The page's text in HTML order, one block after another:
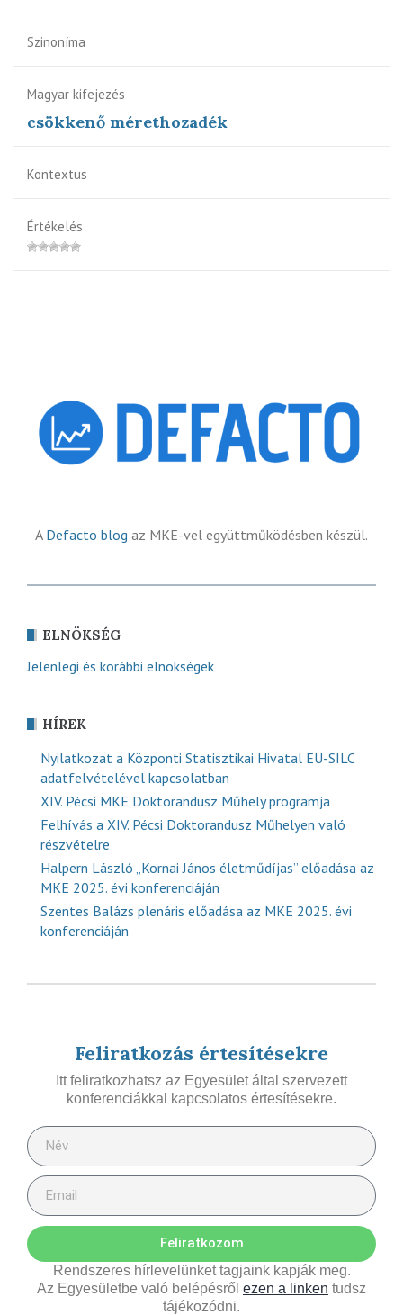
Szinoníma
Magyar kifejezés
csökkenő mérethozadék
Kontextus
Értékelés
A Defacto blog az MKE-vel együttműködésben készül.
ELNÖKSÉG
Jelenlegi és korábbi elnökségek
HÍREK
Nyilatkozat a Központi Statisztikai Hivatal EU-SILC
adatfelvételével kapcsolatban
XIV. Pécsi MKE Doktorandusz Műhely programja
Felhívás a XIV. Pécsi Doktorandusz Műhelyen való
részvételre
Halpern László „Kornai János életműdíjas” előadása az
MKE 2025. évi konferenciáján
Szentes Balázs plenáris előadása az MKE 2025. évi
konferenciáján
Feliratkozás értesítésekre
Itt feliratkozhatsz az Egyesület által szervezett
konferenciákkal kapcsolatos értesítésekre.
Feliratkozom
Rendszeres hírlevelünket tagjaink kapják meg.
Az Egyesületbe való belépésről ezen a linken tudsz
tájékozódni.